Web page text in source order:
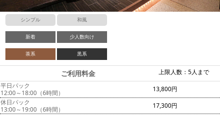
シンプル 和風
新着 少人数向け
茶系 黒系
上限人数：5人まで
ご利用料金
平日パック
12:00～18:00（6時間）
13,800円
休日パック
13:00～19:00（6時間）
17,300円